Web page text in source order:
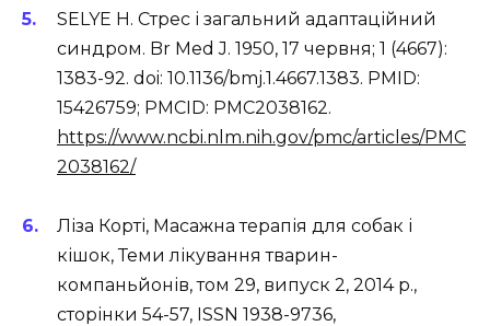
SELYE H. Стрес і загальний адаптаційний
синдром. Br Med J. 1950, 17 червня; 1 (4667):
1383-92. doi: 10.1136/bmj.1.4667.1383. PMID:
15426759; PMCID: PMC2038162.
https://www.ncbi.nlm.nih.gov/pmc/articles/PMC
2038162/
Ліза Корті, Масажна терапія для собак і
кішок, Теми лікування тварин-
компаньйонів, том 29, випуск 2, 2014 р.,
сторінки 54-57, ISSN 1938-9736,